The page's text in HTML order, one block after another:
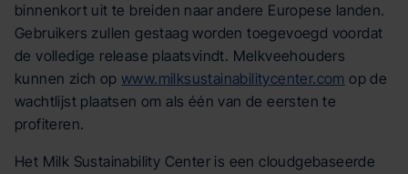
binnenkort uit te breiden naar andere Europese landen.
Gebruikers zullen gestaag worden toegevoegd voordat
de volledige release plaatsvindt. Melkveehouders
kunnen zich opwww.milksustainabilitycenter.com op de
wachtlijst plaatsen om als één van de eersten te
profiteren.
Het Milk Sustainability Center is een cloudgebaseerde